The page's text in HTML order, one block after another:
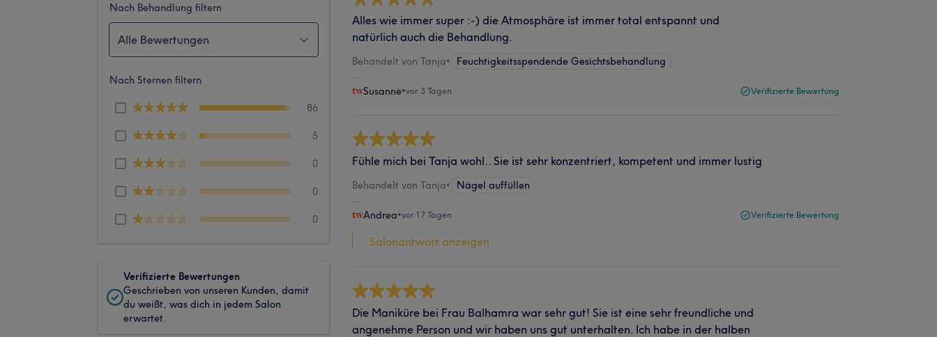
Nach Behandlung filtern
Alle Bewertungen
Nach Sternen filtern
86
5
0
0
0
Verifizierte Bewertungen
Geschrieben von unseren Kunden, damit
du weißt, was dich in jedem Salon
erwartet.
Alles wie immer super :-) die Atmosphäre ist immer total entspannt und
natürlich auch die Behandlung.
Behandelt von Tanja• Feuchtigkeitsspendende Gesichtsbehandlung
Susanne•vor 3 Tagen Verifizierte Bewertung
Fühle mich bei Tanja wohl.. Sie ist sehr konzentriert, kompetent und immer lustig
Behandelt von Tanja• Nägel auffüllen
Andrea•vor 17 Tagen Verifizierte Bewertung
Salonantwort anzeigen
Die Maniküre bei Frau Balhamra war sehr gut! Sie ist eine sehr freundliche und
angenehme Person und wir haben uns gut unterhalten. Ich habe in der halben